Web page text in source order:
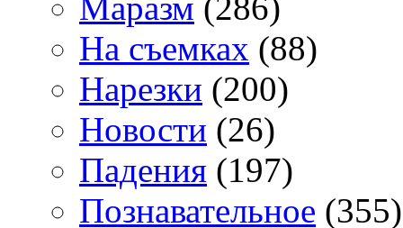
На съемках (88)
Нарезки (200)
Новости (26)
Падения (197)
Познавательное (355)